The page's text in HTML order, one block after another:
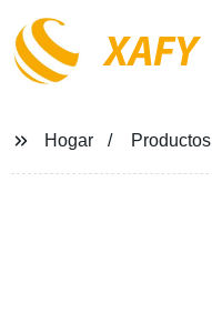
XAFY
Hogar Productos